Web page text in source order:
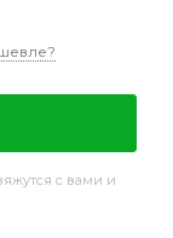
с вами и